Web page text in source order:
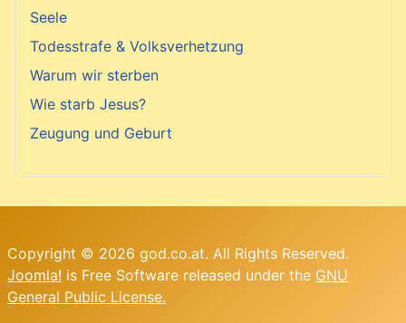
Seele
Todesstrafe & Volksverhetzung
Warum wir sterben
Wie starb Jesus?
Zeugung und Geburt
Copyright © 2026 god.co.at. All Rights Reserved.
Joomla! is Free Software released under the GNU
General Public License.